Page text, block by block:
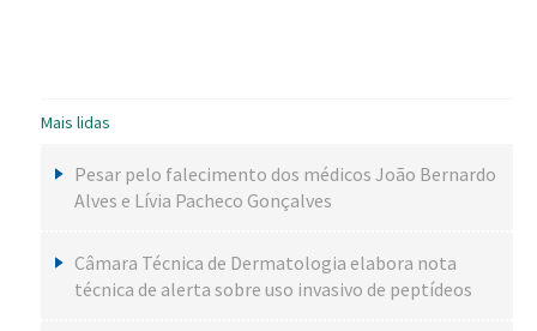
Mais lidas
Pesar pelo falecimento dos médicos João Bernardo
Alves e Lívia Pacheco Gonçalves
Câmara Técnica de Dermatologia elabora nota
técnica de alerta sobre uso invasivo de peptídeos